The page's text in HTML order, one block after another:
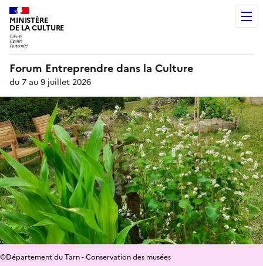
MINISTÈRE
DE LA CULTURE
Forum Entreprendre dans la Culture
du 7 au 9 juillet 2026
©Département du Tarn - Conservation des musées